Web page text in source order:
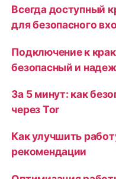
Всегда доступный
для безопасного
Подключение к
безопасный и
За 5 минут: как
через Tor
Как улучшить
рекомендации